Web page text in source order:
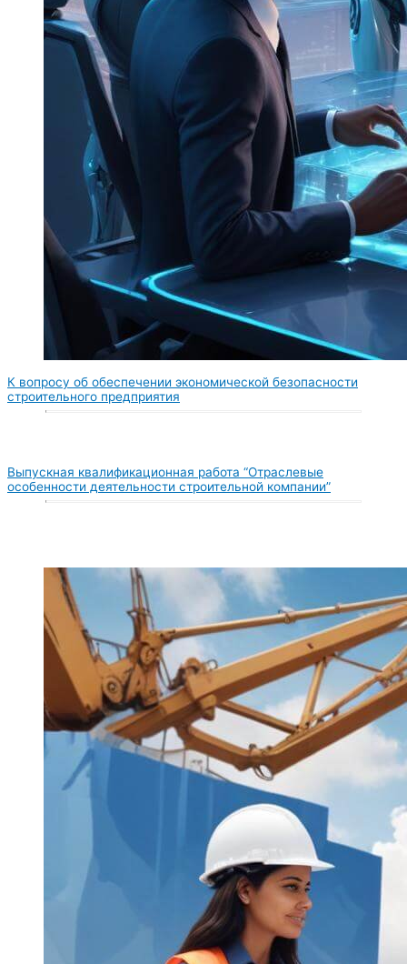
К вопросу об обеспечении экономической безопасности
строительного предприятия
Выпускная квалификационная работа “Отраслевые
особенности деятельности строительной компании”